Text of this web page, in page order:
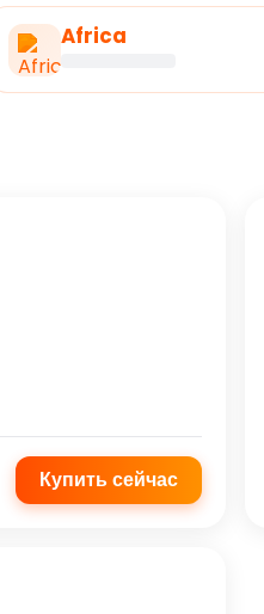
Africa
Купить сейчас